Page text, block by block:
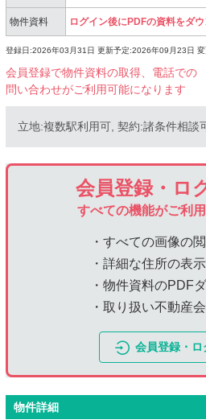
物件資料 ログイン後にPDFの資料をダ
登録日:2026年03月31日 更新予定:2026年09月23日
会員登録で物件資料の取得、電話での
問い合わせがご利用可能になります
立地:複数駅利用可, 契約:諸条件相談
会員登録・ロ
すべての機能がご利
・すべての画像の
・詳細な住所の表示
・物件資料のPDF
・取り扱い不動産
会員登録・ロ
物件詳細